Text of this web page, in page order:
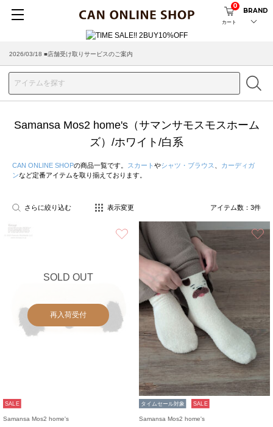
カート
0
BRAND
2026/03/18 ■店舗受け取りサービスのご案内
Samansa Mos2 home's（サマンサモスモスホーム
ズ）/ホワイト/白系
CAN ONLINE SHOPの商品一覧です。 スカート やシャツ・ブラウス
カーディガ
ンなど定番アイテムを取り揃えております。
さらに絞り込む 表示変更 アイテム数： 3件
SOLD OUT
再入荷受付
お気に入り
SALE
Samansa Mos2 home's
タイムセール対象 SALE
Samansa Mos2 home's